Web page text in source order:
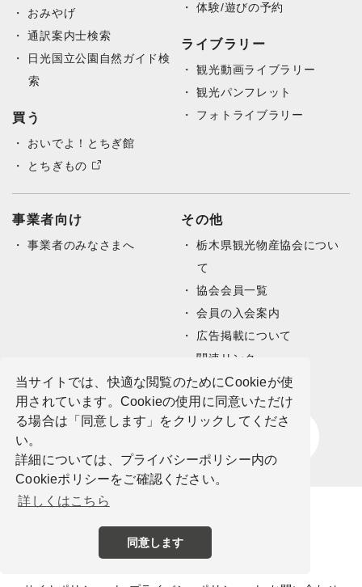
当サイトでは、快適な閲覧のためにCookieが使
用されています。Cookieの使用に同意いただけ
る場合は「同意します」をクリックしてくださ
い。
詳細については、プライバシーポリシー内の
Cookieポリシーをご確認ください。
詳しくはこちら
同意します
おみやげ
通訳案内士検索
日光国立公園自然ガイド検
索
買う
おいでよ！とちぎ館
とちぎもの
体験/遊びの予約
ライブラリー
観光動画ライブラリー
観光パンフレット
フォトライブラリー
事業者向け
事業者のみなさまへ
その他
栃木県観光物産協会につい
て
協会会員一覧
会員の入会案内
広告掲載について
関連リンク
サイトマップ